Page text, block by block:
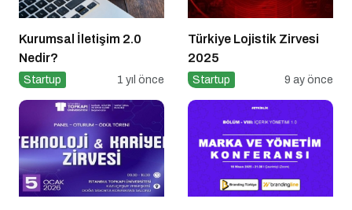
Kurumsal İletişim 2.0
Nedir?
Startup 1 yıl önce
Türkiye Lojistik Zirvesi
2025
Startup 9 ay önce